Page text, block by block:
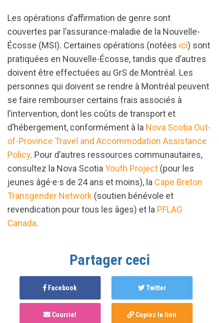
Les opérations d’affirmation de genre sont
couvertes par l’assurance-maladie de la Nouvelle-
Écosse (MSI). Certaines opérations (notées ici) sont
pratiquées en Nouvelle-Écosse, tandis que d’autres
doivent être effectuées au GrS de Montréal. Les
personnes qui doivent se rendre à Montréal peuvent
se faire rembourser certains frais associés à
l’intervention, dont les coûts de transport et
d’hébergement, conformément à la Nova Scotia Out-
of-Province Travel and Accommodation Assistance
Policy. Pour d’autres ressources communautaires,
consultez la Nova Scotia Youth Project (pour les
jeunes âgé·e·s de 24 ans et moins), la Cape Breton
Transgender Network (soutien bénévole et
revendication pour tous les âges) et la PFLAG
Canada.
Partager ceci
Facebook Twitter
Courriel Copiez le lien